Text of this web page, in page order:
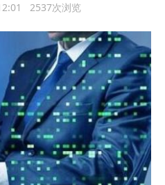
2537次浏览